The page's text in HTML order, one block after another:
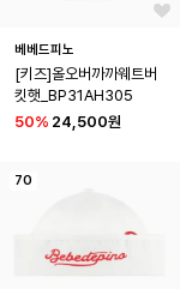
베베드피노
[키즈]올오버까까웨트버
킷햇_BP31AH305
50% 24,500원
70